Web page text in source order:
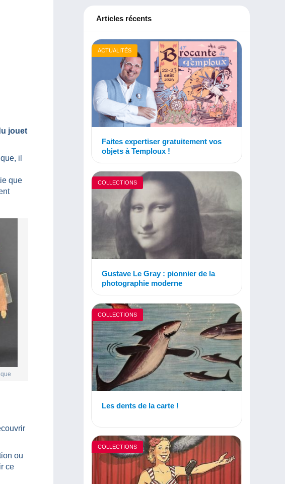
jouet
il
que
ou
ce
Articles récents
ACTUALITÉS
Faites expertiser gratuitement vos
objets à Temploux !
COLLECTIONS
Gustave Le Gray : pionnier de la
photographie moderne
COLLECTIONS
Les dents de la carte !
COLLECTIONS